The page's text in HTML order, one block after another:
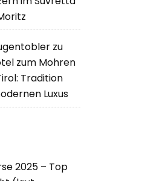
zu
zum Mohren
Tradition
Luxus
2025 – Top